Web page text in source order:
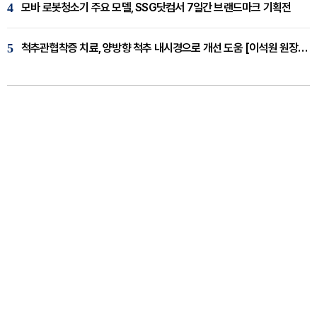
4 모바 로봇청소기 주요 모델, SSG닷컴서 7일간 브랜드마크 기획전
5 척추관협착증 치료, 양방향 척추 내시경으로 개선 도움 [이석원 원장 칼럼]